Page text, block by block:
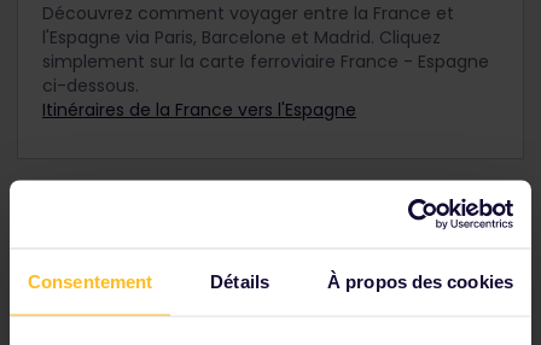
Consentement Détails À propos des cookies
Découvrez comment voyager entre la France et
l'Espagne via Paris, Barcelone et Madrid. Cliquez
simplement sur la carte ferroviaire France - Espagne
ci-dessous.
Itinéraires de la France vers l'Espagne